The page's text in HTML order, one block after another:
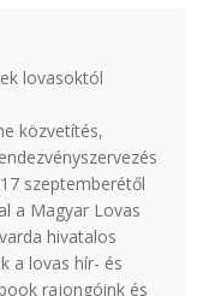
lovasoktól
közvetítés,
szeptemberétől
a Magyar Lovas
hivatalos
a lovas hír- és
rajongóink és